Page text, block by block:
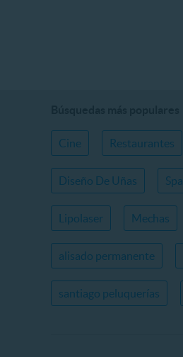
Cine Restaurantes
Diseño De Uñas Spa
Lipolaser Mechas
alisado permanente
santiago peluquerías